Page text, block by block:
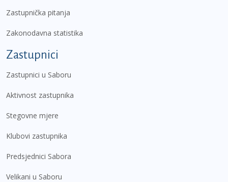
Zastupnička pitanja
Zakonodavna statistika
Zastupnici
Zastupnici u Saboru
Aktivnost zastupnika
Stegovne mjere
Klubovi zastupnika
Predsjednici Sabora
Velikani u Saboru